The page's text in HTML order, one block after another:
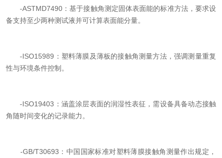
-ASTMD7490：基于接触角测定固体表面能的标准方法，要求设
备支持至少两种测试液并可计算表面能分量。
-ISO15989：塑料薄膜及薄板的接触角测量方法，强调测量重复
性与环境条件控制。
-ISO19403：涵盖涂层表面的润湿性表征，需设备具备动态接触
角随时间变化的记录能力。
-GB/T30693：中国国家标准对塑料薄膜接触角测量作出规定，